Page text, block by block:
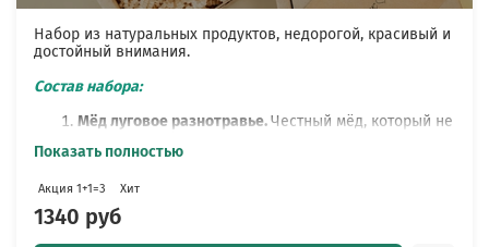
Набор из натуральных продуктов, недорогой, красивый и
достойный внимания.
Состав набора:
Мёд луговое разнотравье.Честный мёд, который не
Через месяц он густеет, перед употреблением его
ненадолго в теплую воду. Мёд частной пасеки -
собран пчёлами с полей Орловского
района.баночка стекло, 200 мл.
Показать полностью
Акция 1+1=3 Хит
1340 руб